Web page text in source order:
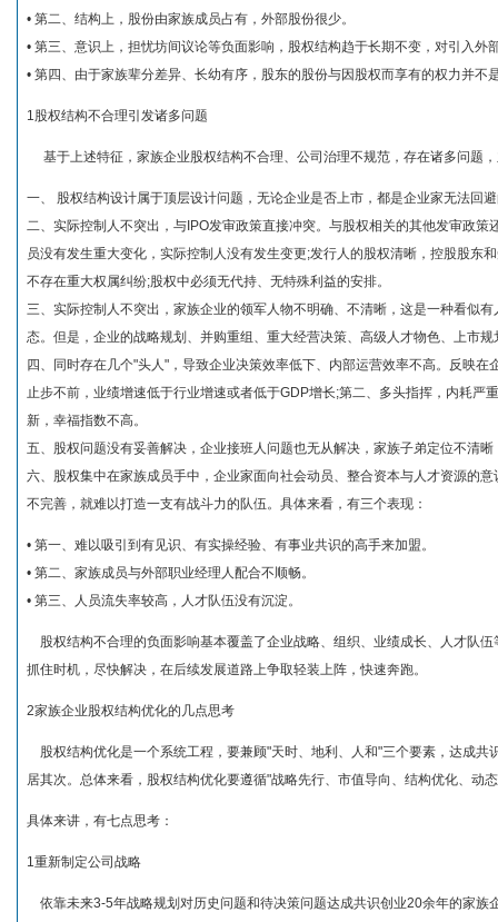
• 第二、结构上，股份由家族成员占有，外部股份很少。
• 第三、意识上，担忧坊间议论等负面影响，股权结构趋于长期不变，对引入
• 第四、由于家族辈分差异、长幼有序，股东的股份与因股权而享有的权力并不
1股权结构不合理引发诸多问题
基于上述特征，家族企业股权结构不合理、公司治理不规范，存在诸多问题
一、 股权结构设计属于顶层设计问题，无论企业是否上市，都是企业家无法回
二、实际控制人不突出，与IPO发审政策直接冲突。与股权相关的其他发审政
员没有发生重大变化，实际控制人没有发生变更;发行人的股权清晰，控股股东
不存在重大权属纠纷;股权中必须无代持、无特殊利益的安排。
三、实际控制人不突出，家族企业的领军人物不明确、不清晰，这是一种看似
态。但是，企业的战略规划、并购重组、重大经营决策、高级人才物色、上市
四、同时存在几个"头人"，导致企业决策效率低下、内部运营效率不高。反映
止步不前，业绩增速低于行业增速或者低于GDP增长;第二、多头指挥，内耗严
新，幸福指数不高。
五、股权问题没有妥善解决，企业接班人问题也无从解决，家族子弟定位不清晰
六、股权集中在家族成员手中，企业家面向社会动员、整合资本与人才资源的
不完善，就难以打造一支有战斗力的队伍。具体来看，有三个表现：
• 第一、难以吸引到有见识、有实操经验、有事业共识的高手来加盟。
• 第二、家族成员与外部职业经理人配合不顺畅。
• 第三、人员流失率较高，人才队伍没有沉淀。
股权结构不合理的负面影响基本覆盖了企业战略、组织、业绩成长、人才队
抓住时机，尽快解决，在后续发展道路上争取轻装上阵，快速奔跑。
2家族企业股权结构优化的几点思考
股权结构优化是一个系统工程，要兼顾"天时、地利、人和"三个要素，达成共
居其次。总体来看，股权结构优化要遵循"战略先行、市值导向、结构优化、动
具体来讲，有七点思考：
1重新制定公司战略
依靠未来3-5年战略规划对历史问题和待决策问题达成共识创业20余年的家族